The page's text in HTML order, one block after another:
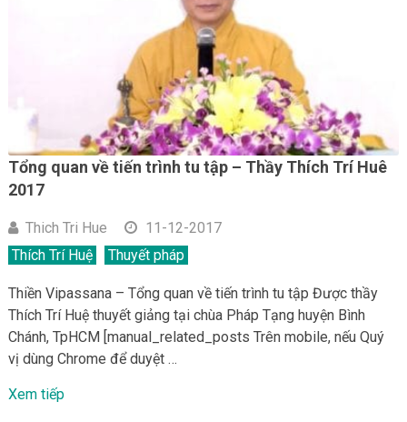
Tổng quan về tiến trình tu tập – Thầy Thích Trí Huê
2017
Thich Tri Hue
11-12-2017
Thích Trí Huệ
Thuyết pháp
Thiền Vipassana – Tổng quan về tiến trình tu tập Được thầy
Thích Trí Huệ thuyết giảng tại chùa Pháp Tạng huyện Bình
Chánh, TpHCM [manual_related_posts Trên mobile, nếu Quý
vị dùng Chrome để duyệt …
Xem tiếp